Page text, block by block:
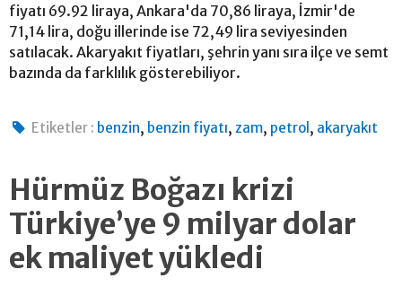
fiyatı 69.92 liraya, Ankara'da 70,86 liraya, İzmir'de
71,14 lira, doğu illerinde ise 72,49 lira seviyesinden
satılacak. Akaryakıt fiyatları, şehrin yanı sıra ilçe ve semt
bazında da farklılık gösterebiliyor.
Etiketler : benzin, benzin fiyatı, zam, petrol , akaryakıt
Hürmüz Boğazı krizi
Türkiye’ye 9 milyar dolar
ek maliyet yükledi